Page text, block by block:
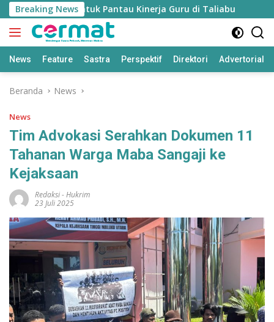
Langsung
ke
konten
Breaking News
Disiapkan untuk Pantau Kinerja Guru di Taliabu
News Feature Sastra Perspektif Direktori Advertorial
Beranda News
News
Tim Advokasi Serahkan Dokumen 11
Tahanan Warga Maba Sangaji ke
Kejaksaan
Redaksi-Hukrim
23 Juli 2025